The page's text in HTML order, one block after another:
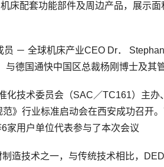
床配套功能部件及周边产品，展示
－ 全球机床产业CEO Dr．
与德国通快中国区总裁杨刚博士及其
技术委员会（SAC／TC161）主办
》行业标准启动会在西安成功召开
家用户单位代表参与了本次会议
技术之一，与传统技术相比，